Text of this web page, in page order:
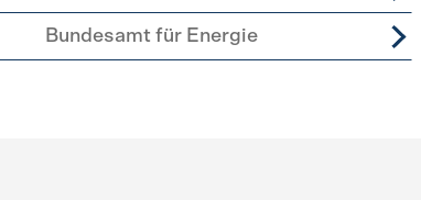
Bundesamt für Energie